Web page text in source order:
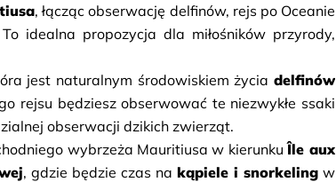
, łącząc obserwację delfinów, rejs po Oceanie
idealna propozycja dla miłośników przyrody,
jest naturalnym środowiskiem życia delfinów
rejsu będziesz obserwować te niezwykłe ssaki
obserwacji dzikich zwierząt.
wybrzeża Mauritiusa w kierunku Île aux
, gdzie będzie czas na kąpiele i snorkeling w